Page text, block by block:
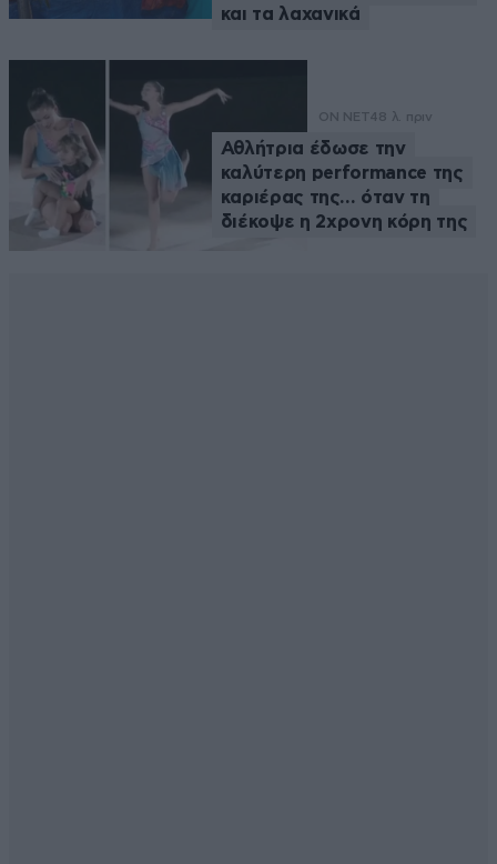
και τα λαχανικά
ON NET48 λ. πριν
Αθλήτρια έδωσε την
καλύτερη performance της
καριέρας της… όταν τη
διέκοψε η 2χρονη κόρη της